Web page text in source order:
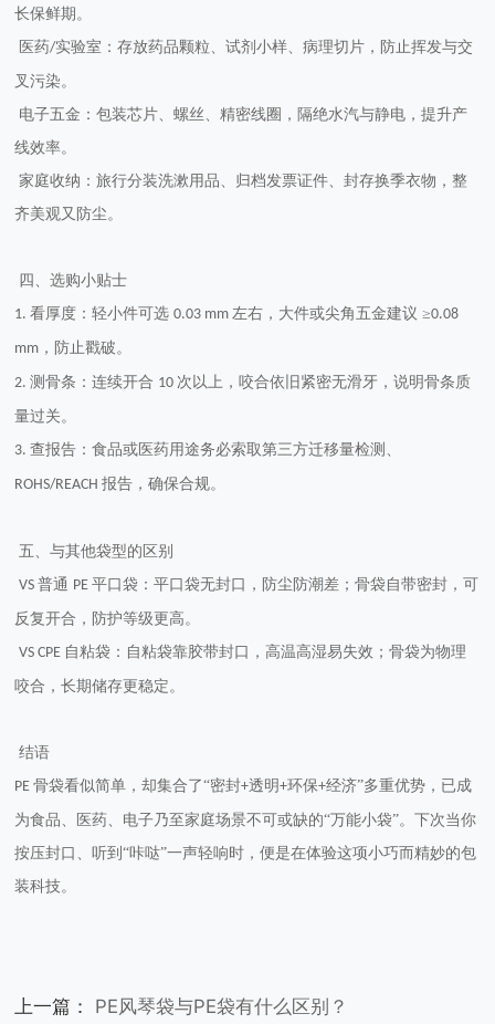
长保鲜期。
医药/实验室：存放药品颗粒、试剂小样、病理切片，防止挥发与交
叉污染。
电子五金：包装芯片、螺丝、精密线圈，隔绝水汽与静电，提升产
线效率。
家庭收纳：旅行分装洗漱用品、归档发票证件、封存换季衣物，整
齐美观又防尘。
四、选购小贴士
1.看厚度：轻小件可选0.03 mm左右，大件或尖角五金建议 ≥0.08
mm ，防止戳破。
2.测骨条：连续开合 10次以上，咬合依旧紧密无滑牙，说明骨条质
量过关。
3.查报告：食品或医药用途务必索取第三方迁移量检测、
ROHS/REACH报告，确保合规。
五、与其他袋型的区别
VS普通 PE平口袋：平口袋无封口，防尘防潮差；骨袋自带密封，可
反复开合，防护等级更高。
VS CPE 自粘袋：自粘袋靠胶带封口，高温高湿易失效；骨袋为物理
咬合，长期储存更稳定。
结语
PE骨袋看似简单，却集合了“密封+透明+环保+经济”多重优势，已成
为食品、医药、电子乃至家庭场景不可或缺的“万能小袋”。下次当你
按压封口、听到“咔哒”一声轻响时，便是在体验这项小巧而精妙的包
装科技。
上一篇： PE风琴袋与PE袋有什么区别？